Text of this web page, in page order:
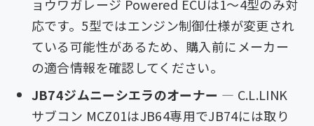
ョウワガレージ Powered ECUは1〜4型のみ対
応です。5型ではエンジン制御仕様が変更され
ている可能性があるため、購入前にメーカー
の適合情報を確認してください。
JB74ジムニーシエラのオーナー — C.L.LINK
サブコン MCZ01はJB64専用でJB74には取り